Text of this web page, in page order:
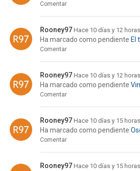
Comentar
Rooney97 Hace 10 días y 12 horas
Ha marcado como pendiente El
Comentar
Rooney97 Hace 10 días y 12 horas
Ha marcado como pendiente
Comentar
Rooney97 Hace 10 días y 15 horas
Ha marcado como pendiente
Comentar
Rooney97 Hace 10 días y 15 horas